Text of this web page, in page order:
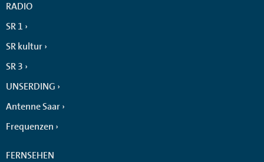
RADIO
SR 1
SR kultur
SR 3
UNSERDING
Antenne Saar
Frequenzen
FERNSEHEN